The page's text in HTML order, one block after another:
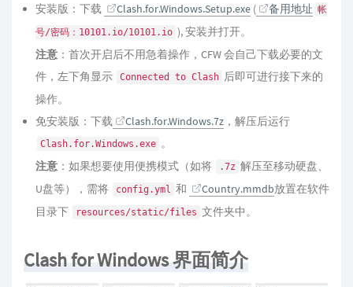
安装版：下载 Clash.for.Windows.Setup.exe ( 备用地址 帐
号/密码：10101.io/10101.io ), 安装并打开。
注意 ：首次开启后不用急着操作，CFW 会自己下载必要的文
件，左下角显示
Connected to Clash 后即可进行接下来的
操作。
免安装版：下载
Clash.for.Windows.7z ，解压后运行
Clash.for.Windows.exe 。
注意 ：如果想要使用便携模式（如将 .7z 解压至移动硬盘、
U盘等），需将
config.yml 和 Country.mmdb放置在软件
目录下
resources/static/files 文件夹中。
Clash for Windows 界面简介